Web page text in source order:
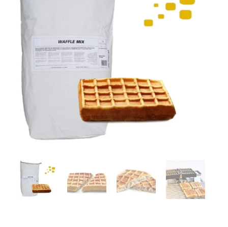
¿QUIÉNES SOMOS?
PRODUCTOS
RECETAS
NUESTRO BLOG
FAQ